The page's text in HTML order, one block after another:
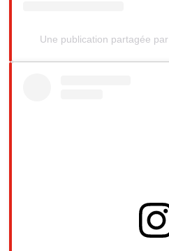
Une publication partagée